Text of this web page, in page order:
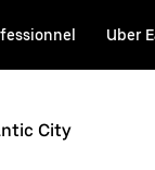
Uber
City